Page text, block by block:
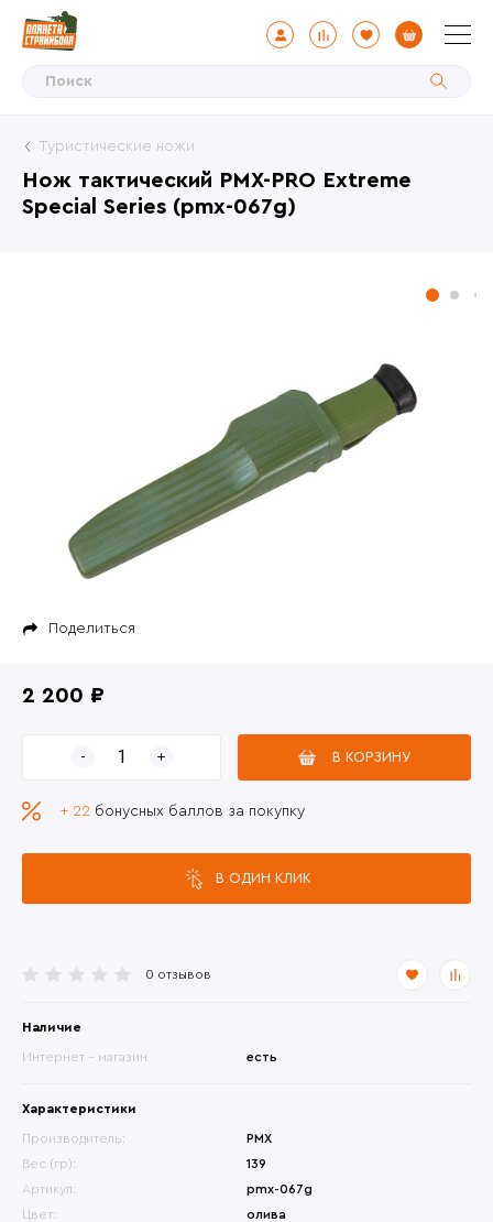
Нож тактический PMX-PRO Extreme
Special Series (pmx-067g)
Туристические ножи
Поделиться
0 отзывов
Наличие
Интернет - магазин есть
Характеристики
Производитель:
PMX
Вес (гр):
139
Артикул:
pmx-067g
Цвет:
олива
2 200 ₽
В КОРЗИНУ
+ 22 бонусных баллов за покупку
В ОДИН КЛИК